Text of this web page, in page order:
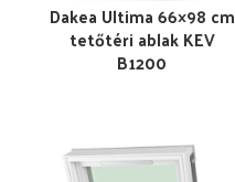
Dakea Ultima 66×98 cm
tetőtéri ablak KEV
B1200